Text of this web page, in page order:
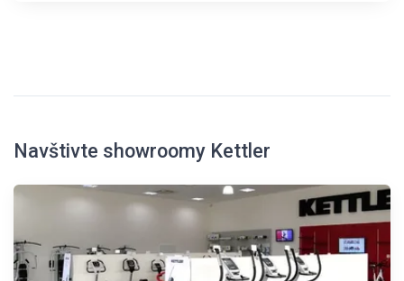
Navštivte showroomy Kettler